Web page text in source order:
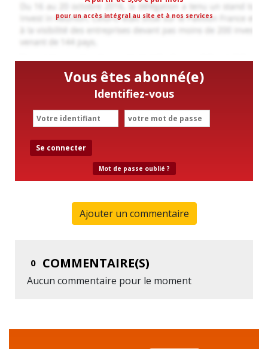
pour un accès intégral au site et à nos services
Vous êtes abonné(e)
Identifiez-vous
Se connecter
Mot de passe oublié ?
Ajouter un commentaire
0 COMMENTAIRE(S)
Aucun commentaire pour le moment